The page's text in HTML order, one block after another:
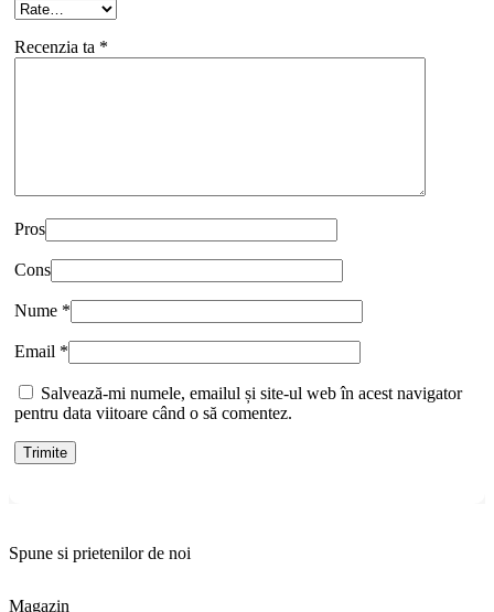
Recenzia ta *
Pros
Cons
Nume *
Email *
Salvează-mi numele, emailul și site-ul web în acest navigator
pentru data viitoare când o să comentez.
Spune si prietenilor de noi
Magazin